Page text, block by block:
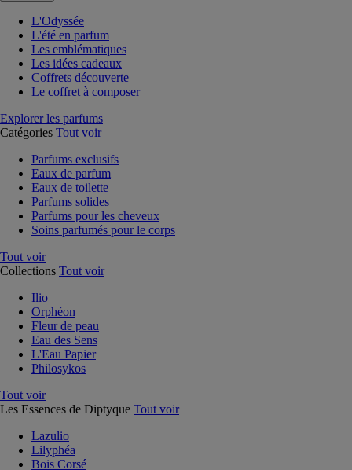
L'Odyssée
L'été en parfum
Les emblématiques
Les idées cadeaux
Coffrets découverte
Le coffret à composer
Explorer les parfums
Catégories Tout voir
Parfums exclusifs
Eaux de parfum
Eaux de toilette
Parfums solides
Parfums pour les cheveux
Soins parfumés pour le corps
Tout voir
Collections Tout voir
Ilio
Orphéon
Fleur de peau
Eau des Sens
L'Eau Papier
Philosykos
Tout voir
Les Essences de Diptyque Tout voir
Lazulio
Lilyphéa
Bois Corsé